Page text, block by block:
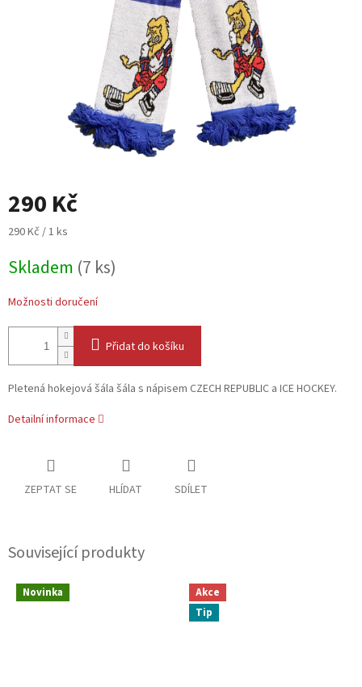
290 Kč
Měrná
290 Kč / 1 ks
Skladem (7 ks)
Možnosti doručení
Přidat do košíku
Pletená hokejová šála šála s nápisem CZECH REPUBLIC a ICE HOCKEY.
Detailní informace
ZEPTAT SE HLÍDAT SDÍLET
Související produkty
Novinka
Akce
Tip